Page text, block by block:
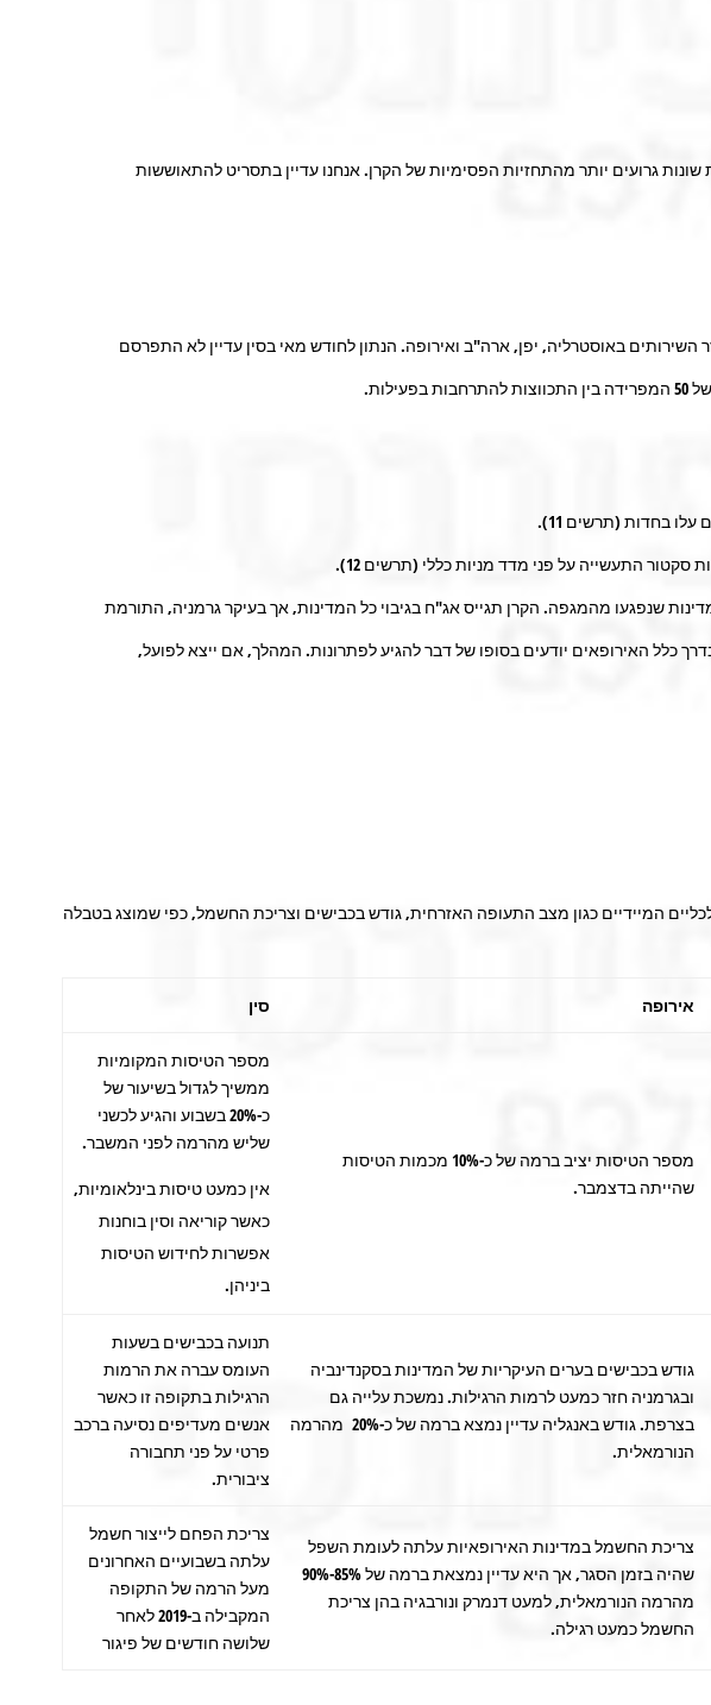
גרועים יותר מהתחזיות הפסימיות של הקרן. אנחנו עדיין בתסריט להתאוששות
באוסטרליה, יפן, ארה"ב ואירופה. הנתון לחודש מאי בסין עדיין לא התפרסם
התעשייה על פני מדד מניות כללי (תרשים 12).
של האיחוד האירופאי לסיוע למדינות שנפגעו מהמגפה. הקרן תגייס אג"ח בגיבוי כל המדינות, אך בעיקר גרמניה, התורמת
כלל האירופאים יודעים בסופו של דבר להגיע לפתרונות. המהלך, אם ייצא לפועל,
המיידיים כגון מצב התעופה האזרחית, גודש בכבישים וצריכת החשמל, כפי שמוצג בטבלה
אירופה סין
מספר הטיסות יציב ברמה של כ-10% מכמות הטיסות
שהייתה בדצמבר.
מספר הטיסות המקומיות
ממשיך לגדול בשיעור של
כ-20% בשבוע והגיע לכשני
שליש מהרמה לפני המשבר.
אין כמעט טיסות בינלאומיות,
כאשר קוריאה וסין בוחנות
אפשרות לחידוש הטיסות
ביניהן.
גודש בכבישים בערים העיקריות של המדינות בסקנדינביה
ובגרמניה חזר כמעט לרמות הרגילות. נמשכת עלייה גם
בצרפת. גודש באנגליה עדיין נמצא ברמה של כ-20% מהרמה
הנורמאלית.
תנועה בכבישים בשעות
העומס עברה את הרמות
הרגילות בתקופה זו כאשר
אנשים מעדיפים נסיעה ברכב
פרטי על פני תחבורה
ציבורית.
צריכת החשמל במדינות האירופאיות עלתה לעומת השפל
שהיה בזמן הסגר, אך היא עדיין נמצאת ברמה של 85%-90%
מהרמה הנורמאלית, למעט דנמרק ונורבגיה בהן צריכת
החשמל כמעט רגילה.
צריכת הפחם לייצור חשמל
עלתה בשבועיים האחרונים
מעל הרמה של התקופה
המקבילה ב-2019 לאחר
שלושה חודשים של פיגור